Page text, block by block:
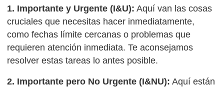
1. Importante y Urgente (I&U): Aquí van las cosas
cruciales que necesitas hacer inmediatamente,
como fechas límite cercanas o problemas que
requieren atención inmediata. Te aconsejamos
resolver estas tareas lo antes posible.
2. Importante pero No Urgente (I&NU): Aquí están